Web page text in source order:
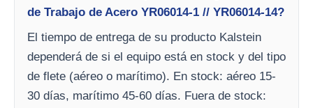
de Trabajo de Acero YR06014-1 // YR06014-14?
El tiempo de entrega de su producto Kalstein
dependerá de si el equipo está en stock y del tipo
de flete (aéreo o marítimo). En stock: aéreo 15-
30 días, marítimo 45-60 días. Fuera de stock: